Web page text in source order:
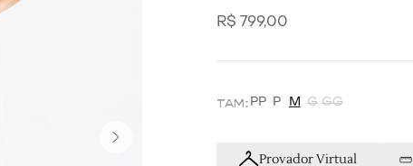
R$ 799,00
PP P M G GG
Provador Virtual